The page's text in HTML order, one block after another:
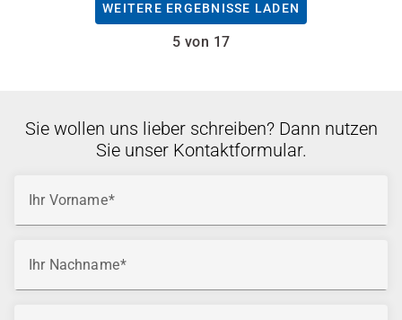
WEITERE ERGEBNISSE LADEN
5 von 17
Sie wollen uns lieber schreiben? Dann nutzen
Sie unser Kontaktformular.
Ihr Vorname
Ihr Nachname